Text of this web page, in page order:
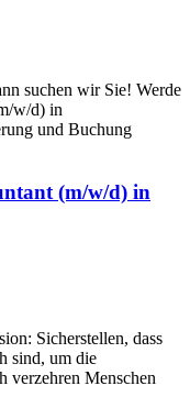
suchen wir Sie! Werde
w/d) in
und Buchung
(m/w/d) in
Sicherstellen, dass
sind, um die
verzehren Menschen